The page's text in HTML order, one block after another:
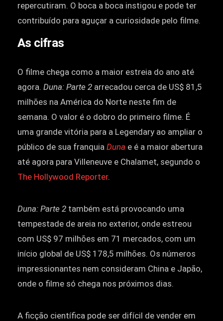
repercutiram. O boca a boca instigou e pode ter
contribuído para aguçar a curiosidade pelo filme.
As cifras
O filme chega como a maior estreia do ano até
agora. Duna: Parte 2 arrecadou cerca de US$ 81,5
milhões na América do Norte neste fim de
semana. O valor é o dobro do primeiro filme. É
uma grande vitória para a Legendary ao ampliar o
público de sua franquia Duna e é a maior abertura
até agora para Villeneuve e Chalamet, segundo o
The Hollywood Reporter.
Duna: Parte 2 também está provocando uma
tempestade de areia no exterior, onde estreou
com US$ 97 milhões em 71 mercados, com um
início global de US$ 178,5 milhões. Os números
impressionantes nem consideram China e Japão,
onde o filme só chega nos próximos dias.
A ficção científica pode ser difícil de vender em